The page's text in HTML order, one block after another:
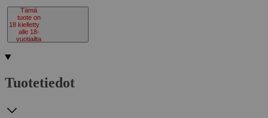
18
Tämä
tuote on
kielletty
alle 18-
vuotiailta
Tuotetiedot